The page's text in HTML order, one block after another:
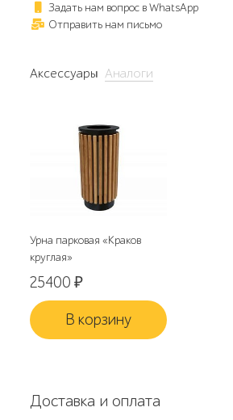
Задать нам вопрос в WhatsApp
Отправить нам письмо
Аксессуары Аналоги
Урна парковая «Краков
круглая»
25400₽
В корзину
Доставка и оплата